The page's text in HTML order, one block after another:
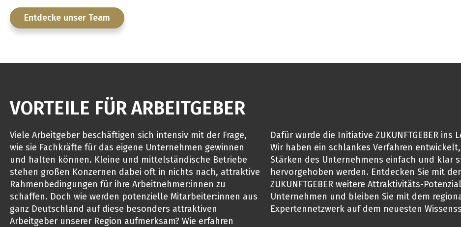
Entdecke unser Team
VORTEILE FÜR ARBEITGEBER
Viele Arbeitgeber beschäftigen sich intensiv mit der Frage,
wie sie Fachkräfte für das eigene Unternehmen gewinnen
und halten können. Kleine und mittelständische Betriebe
stehen großen Konzernen dabei oft in nichts nach, attraktive
Rahmenbedingungen für ihre Arbeitnehmer:innen zu
schaffen. Doch wie werden potenzielle Mitarbeiter:innen aus
ganz Deutschland auf diese besonders attraktiven
Arbeitgeber unserer Region aufmerksam? Wie erfahren
Dafür wurde die Initiative ZUKUNFTGEBER ins
Wir haben ein schlankes Verfahren
Stärken des Unternehmens einfach und klar
hervorgehoben werden. Entdecken Sie mit
ZUKUNFTGEBER weitere Attraktivitäts-
Unternehmen und bleiben Sie mit dem
Expertennetzwerk auf dem neuesten